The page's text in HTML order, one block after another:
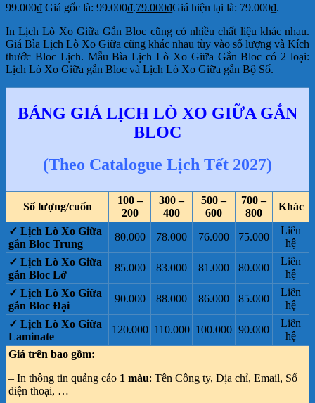
99.000₫ Giá gốc là: 99.000₫.79.000₫Giá hiện tại là: 79.000₫.
In Lịch Lò Xo Giữa Gắn Bloc cũng có nhiều chất liệu khác nhau.
Giá Bìa Lịch Lò Xo Giữa cũng khác nhau tùy vào số lượng và Kích
thước Bloc Lịch. Mẫu Bìa Lịch Lò Xo Giữa Gắn Bloc có 2 loại:
Lịch Lò Xo Giữa gắn Bloc và Lịch Lò Xo Giữa gắn Bộ Số.
BẢNG GIÁ LỊCH LÒ XO GIỮA GẮN
BLOC
(Theo Catalogue Lịch Tết 2027)
Số lượng/cuốn
100 –
200
300 –
400
500 –
600
700 –
800
Khác
✓ Lịch Lò Xo Giữa
gắn Bloc Trung
80.000 78.000 76.000 75.000
Liên
hệ
✓ Lịch Lò Xo Giữa
gắn Bloc Lở
85.000 83.000 81.000 80.000
Liên
hệ
✓ Lịch Lò Xo Giữa
gắn Bloc Đại
90.000 88.000 86.000 85.000
Liên
hệ
✓ Lịch Lò Xo Giữa
Laminate
120.000 110.000 100.000 90.000
Liên
hệ
Giá trên bao gồm:
– In thông tin quảng cáo 1 màu: Tên Công ty, Địa chỉ, Email, Số
điện thoại, …